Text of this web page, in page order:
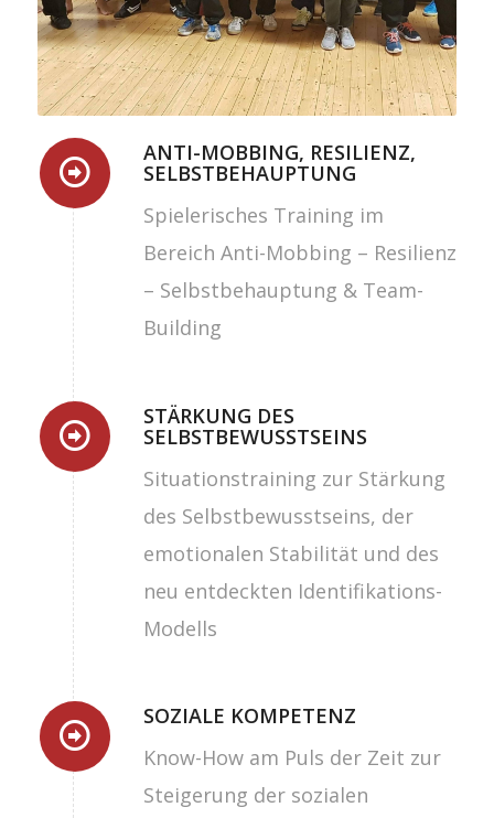
ANTI-MOBBING, RESILIENZ,
SELBSTBEHAUPTUNG
Spielerisches Training im
Bereich Anti-Mobbing – Resilienz
– Selbstbehauptung & Team-
Building
STÄRKUNG DES
SELBSTBEWUSSTSEINS
Situationstraining zur Stärkung
des Selbstbewusstseins, der
emotionalen Stabilität und des
neu entdeckten Identifikations-
Modells
SOZIALE KOMPETENZ
Know-How am Puls der Zeit zur
Steigerung der sozialen